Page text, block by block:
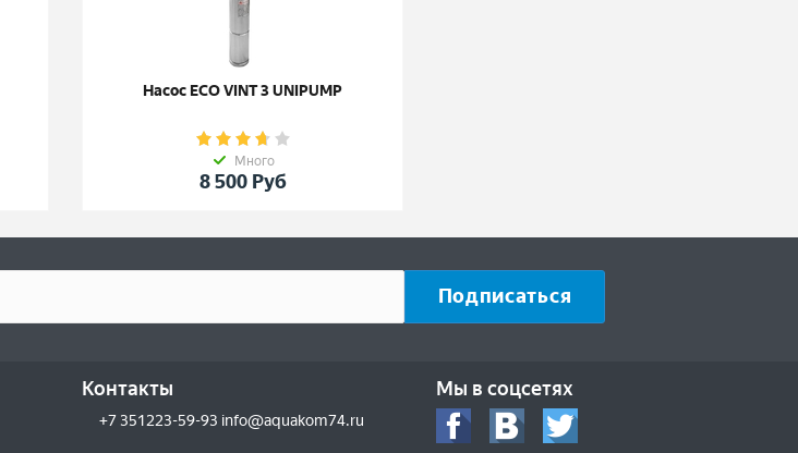
Насос ECO VINT 3 UNIPUMP
Много
8 500Руб
Контакты
+7 351223-59-93 info@aquakom74.ru
Мы в соцсетях